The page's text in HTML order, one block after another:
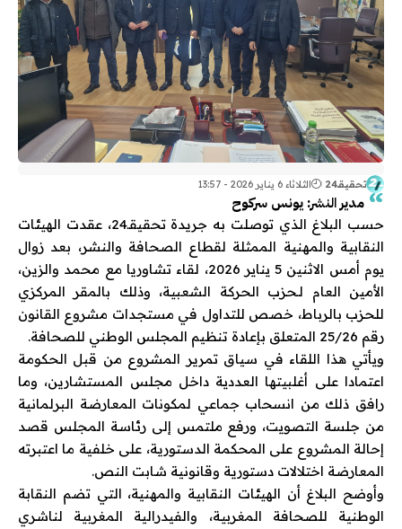
تحقيقـ24 الثلاثاء 6 يناير 2026 - 13:57
مدير النشر: يونس سركوح
حسب البلاغ الذي توصلت به جريدة تحقيقـ24، عقدت الهيئات
النقابية والمهنية الممثلة لقطاع الصحافة والنشر، بعد زوال
يوم أمس الاثنين 5 يناير 2026، لقاء تشاوريا مع محمد والزين،
الأمين العام لـحزب الحركة الشعبية، وذلك بالمقر المركزي
للحزب بالرباط، خصص للتداول في مستجدات مشروع القانون
رقم 25/26 المتعلق بإعادة تنظيم المجلس الوطني للصحافة.
ويأتي هذا اللقاء في سياق تمرير المشروع من قبل الحكومة
اعتمادا على أغلبيتها العددية داخل مجلس المستشارين، وما
رافق ذلك من انسحاب جماعي لمكونات المعارضة البرلمانية
من جلسة التصويت، ورفع ملتمس إلى رئاسة المجلس قصد
إحالة المشروع على المحكمة الدستورية، على خلفية ما اعتبرته
المعارضة اختلالات دستورية وقانونية شابت النص.
وأوضح البلاغ أن الهيئات النقابية والمهنية، التي تضم النقابة
الوطنية للصحافة المغربية، والفيدرالية المغربية لناشري